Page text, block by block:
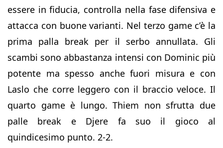
essere in fiducia, controlla nella fase difensiva e
attacca con buone varianti. Nel terzo game c’è la
prima palla break per il serbo annullata. Gli
scambi sono abbastanza intensi con Dominic più
potente ma spesso anche fuori misura e con
Laslo che corre leggero con il braccio veloce. Il
quarto game è lungo. Thiem non sfrutta due
palle break e Djere fa suo il gioco al
quindicesimo punto. 2-2.